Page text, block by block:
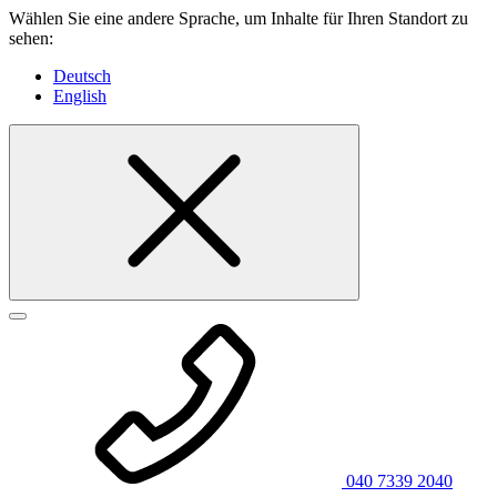
Wählen Sie eine andere Sprache, um Inhalte für Ihren Standort zu
sehen:
Deutsch
English
040 7339 2040